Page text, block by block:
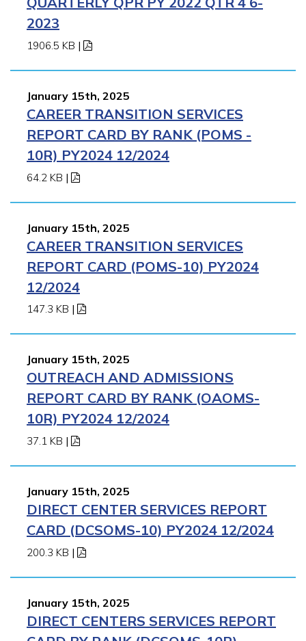
2023
1906.5 KB |
January 15th, 2025
CAREER TRANSITION SERVICES
REPORT CARD BY RANK (POMS -
10R) PY2024 12/2024
64.2 KB |
January 15th, 2025
CAREER TRANSITION SERVICES
REPORT CARD (POMS-10) PY2024
12/2024
147.3 KB |
January 15th, 2025
OUTREACH AND ADMISSIONS
REPORT CARD BY RANK (OAOMS-
10R) PY2024 12/2024
37.1 KB |
January 15th, 2025
DIRECT CENTER SERVICES REPORT
CARD (DCSOMS-10) PY2024 12/2024
200.3 KB |
January 15th, 2025
DIRECT CENTERS SERVICES REPORT